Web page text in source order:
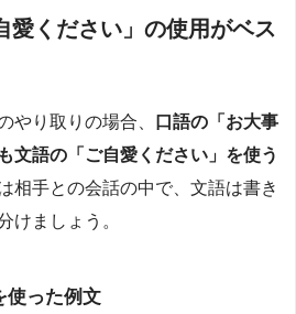
愛ください」の使用がベス
やり取りの場合、 口語の「お大事
文語の「ご自愛ください」を使う
相手との会話の中で、文語は書き
けましょう。
使った例文